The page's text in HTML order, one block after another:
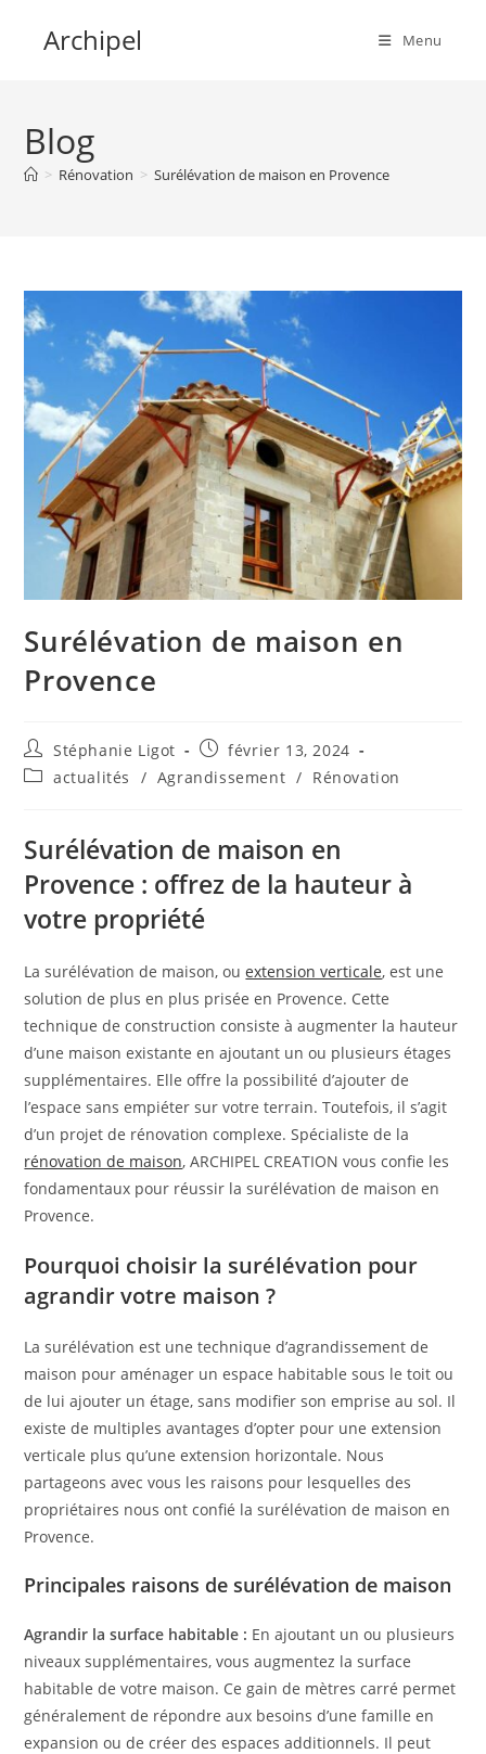
Archipel Menu
Blog
> Rénovation > Surélévation de maison en Provence
Surélévation de maison en
Provence
Auteur/autrice
de
la
Stéphanie Ligot
Publication
publiée :
février 13, 2024
Postactualités / Agrandissement / Rénovation
Surélévation de maison en
Provence : offrez de la hauteur à
votre propriété
La surélévation de maison, ouextension verticale, est une
solution de plus en plus prisée en Provence. Cette
technique de construction consiste à augmenter la hauteur
d’une maison existante en ajoutant un ou plusieurs étages
supplémentaires. Elle offre la possibilité d’ajouter de
l’espace sans empiéter sur votre terrain. Toutefois, il s’agit
d’un projet de rénovation complexe. Spécialiste de la
rénovation de maison, ARCHIPEL CREATION vous confie les
fondamentaux pour réussir la surélévation de maison en
Provence.
Pourquoi choisir la surélévation pour
agrandir votre maison ?
La surélévation est une technique d’agrandissement de
maison pour aménager un espace habitable sous le toit ou
de lui ajouter un étage, sans modifier son emprise au sol. Il
existe de multiples avantages d’opter pour une extension
verticale plus qu’une extension horizontale. Nous
partageons avec vous les raisons pour lesquelles des
propriétaires nous ont confié la surélévation de maison en
Provence.
Principales raisons de surélévation de maison
Agrandir la surface habitable : En ajoutant un ou plusieurs
niveaux supplémentaires, vous augmentez la surface
habitable de votre maison. Ce gain de mètres carré permet
généralement de répondre aux besoins d’une famille en
expansion ou de créer des espaces additionnels. Il peut